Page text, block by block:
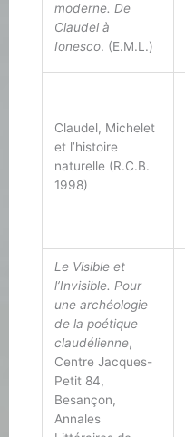
moderne. De
Claudel à
Ionesco. (E.M.L.)
Claudel, Michelet
et l’histoire
naturelle (R.C.B.
1998)
Le Visible et
l’Invisible. Pour
une archéologie
de la poétique
claudélienne,
Centre Jacques-
Petit 84,
Besançon,
Annales